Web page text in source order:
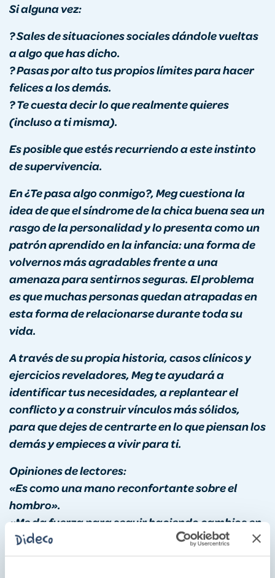
Si alguna vez:
? Sales de situaciones sociales dándole vueltas
a algo que has dicho.
? Pasas por alto tus propios límites para hacer
felices a los demás.
? Te cuesta decir lo que realmente quieres
(incluso a ti misma).
Es posible que estés recurriendo a este instinto
de supervivencia.
En¿Te pasa algo conmigo?, Meg cuestiona la
idea de que el síndrome de la chica buena sea un
rasgo de la personalidad y lo presenta como un
patrón aprendido en la infancia: una forma de
volvernos más agradables frente a una
amenaza para sentirnos seguras. El problema
es que muchas personas quedan atrapadas en
esta forma de relacionarse durante toda su
vida.
A través de su propia historia, casos clínicos y
ejercicios reveladores, Meg te ayudará a
identificar tus necesidades, a replantear el
conflicto y a construir vínculos más sólidos,
para que dejes de centrarte en lo que piensan los
demás y empieces a vivir para ti.
Opiniones de lectores:
«Es como una mano reconfortante sobre el
hombro».
«Me da fuerza para seguir haciendo cambios en
mi vida».
«Este libro cambió mi vida».